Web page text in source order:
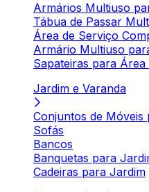
Armários Multiuso
Tábua de Passar
Área de Serviço
Armário Multiuso
Sapateiras para Área
Jardim e Varanda
Conjuntos de Móveis
Sofás
Bancos
Banquetas para
Cadeiras para Jardim